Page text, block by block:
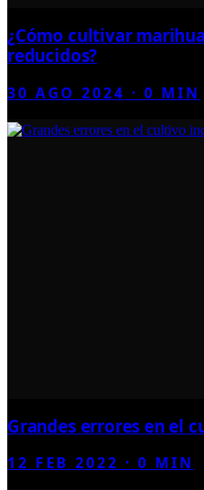
¿Cómo cultivar
reducidos?
30 AGO 2024 ·0 MIN
Grandes errores en el
12 FEB 2022 ·0 MIN